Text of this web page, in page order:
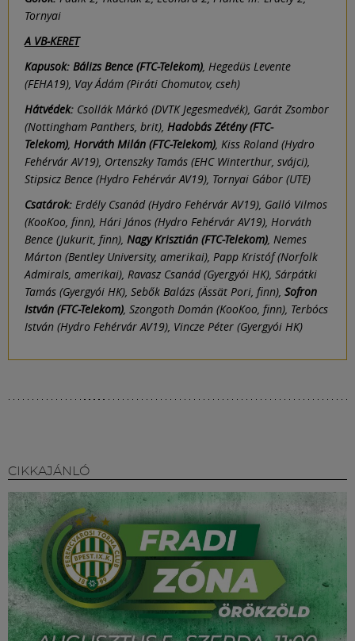
Tornyai
A VB-KERET
Kapusok: Bálizs Bence (FTC-Telekom), Hegedüs Levente
(FEHA19), Vay Ádám (Piráti Chomutov, cseh)
Hátvédek: Csollák Márkó (DVTK Jegesmedvék), Garát Zsombor
(Nottingham Panthers, brit), Hadobás Zétény (FTC-
Telekom), Horváth Milán (FTC-Telekom), Kiss Roland (Hydro
Fehérvár AV19), Ortenszky Tamás (EHC Winterthur, svájci),
Stipsicz Bence (Hydro Fehérvár AV19), Tornyai Gábor (UTE)
Csatárok: Erdély Csanád (Hydro Fehérvár AV19), Galló Vilmos
(KooKoo, finn), Hári János (Hydro Fehérvár AV19), Horváth
Bence (Jukurit, finn), Nagy Krisztián (FTC-Telekom), Nemes
Márton (Bentley University, amerikai), Papp Kristóf (Norfolk
Admirals, amerikai), Ravasz Csanád (Gyergyói HK), Sárpátki
Tamás (Gyergyói HK), Sebők Balázs (Ässät Pori, finn), Sofron
István (FTC-Telekom), Szongoth Domán (KooKoo, finn), Terbócs
István (Hydro Fehérvár AV19), Vincze Péter (Gyergyói HK)
CIKKAJÁNLÓ